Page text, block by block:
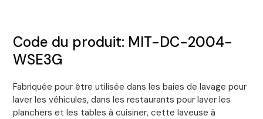
Code du produit: MIT-DC-2004-
WSE3G
Fabriquée pour être utilisée dans les baies de lavage pour
laver les véhicules, dans les restaurants pour laver les
planchers et les tables à cuisiner, cette laveuse à